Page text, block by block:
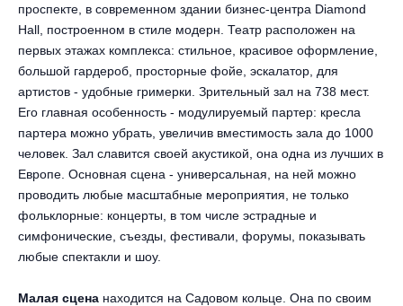
проспекте, в современном здании бизнес-центра Diamond
Hall, построенном в стиле модерн. Театр расположен на
первых этажах комплекса: стильное, красивое оформление,
большой гардероб, просторные фойе, эскалатор, для
артистов - удобные гримерки. Зрительный зал на 738 мест.
Его главная особенность - модулируемый партер: кресла
партера можно убрать, увеличив вместимость зала до 1000
человек. Зал славится своей акустикой, она одна из лучших в
Европе. Основная сцена - универсальная, на ней можно
проводить любые масштабные мероприятия, не только
фольклорные: концерты, в том числе эстрадные и
симфонические, съезды, фестивали, форумы, показывать
любые спектакли и шоу.
Малая сцена находится на Садовом кольце. Она по своим